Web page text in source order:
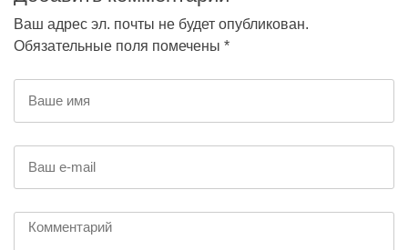
Ваш адрес эл. почты не будет опубликован.
Обязательные поля помечены *